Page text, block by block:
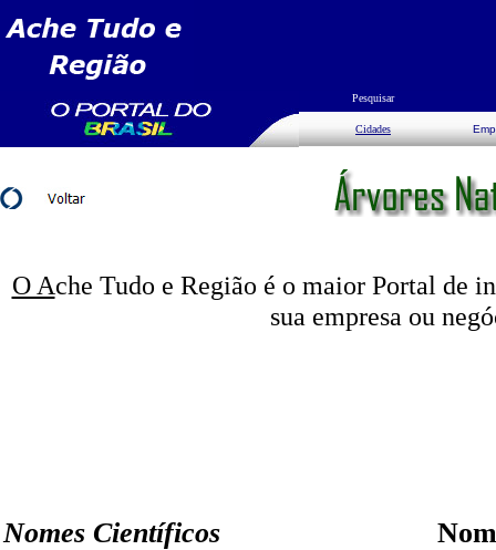
Pesquisar
Cidades
O Ache Tudo e Região é o maior Portal de
sua empresa ou
Nomes Científicos Nomes